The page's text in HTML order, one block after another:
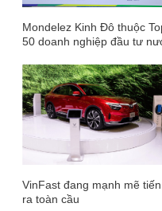
Mondelez Kinh Đô thuộc
50 doanh nghiệp đầu tư
Nam
VinFast đang mạnh mẽ tiến
ra toàn cầu